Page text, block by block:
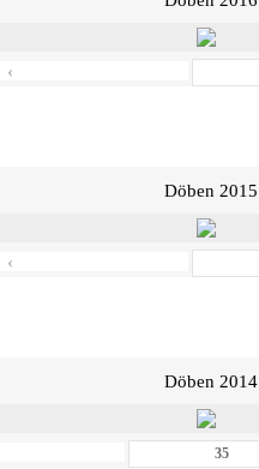
‹
Döben 2015
‹
Döben 2014